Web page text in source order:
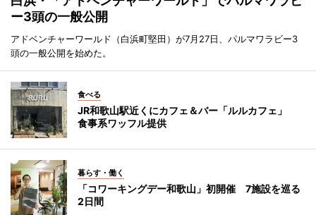
ー3頭の一般公開
アドベンチャーワールド（白浜町堅田）が7月27日、パルマワラビー3
頭の一般公開を始めた。
食べる
JR和歌山駅近くにカフェ＆バー「ルルカフェ」
食事系ワッフル提供
暮らす・働く
「コワーキングデー和歌山」初開催 7施設を巡る
2日間